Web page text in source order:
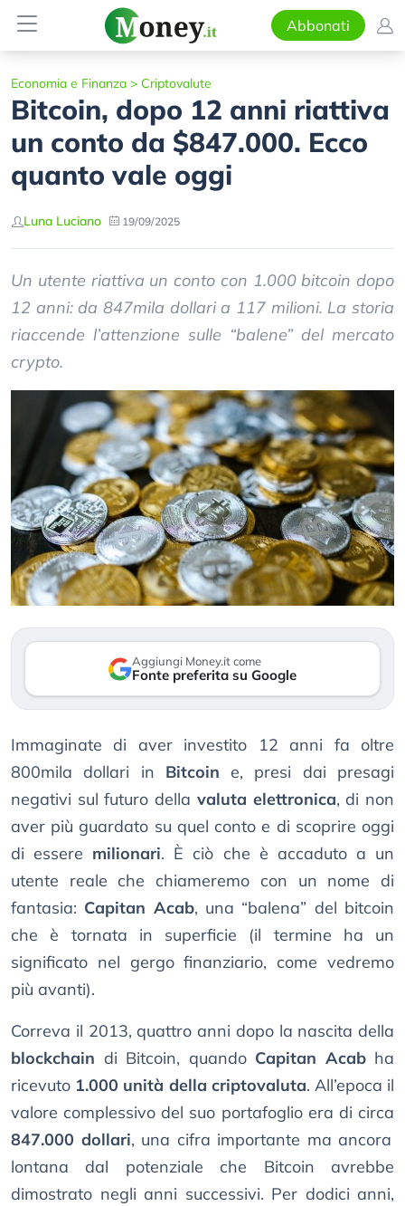
Abbonati
Economia e Finanza > Criptovalute
Bitcoin, dopo 12 anni riattiva
un conto da $847.000. Ecco
quanto vale oggi
Luna Luciano 19/09/2025
Un utente riattiva un conto con 1.000 bitcoin dopo
12 anni: da 847mila dollari a 117 milioni. La storia
riaccende l’attenzione sulle “balene” del mercato
crypto.
Aggiungi Money.it come
Fonte preferita su Google
Immaginate di aver investito 12 anni fa oltre
800mila dollari in Bitcoin e, presi dai presagi
negativi sul futuro della valuta elettronica, di non
aver più guardato su quel conto e di scoprire oggi
di essere milionari. È ciò che è accaduto a un
utente reale che chiameremo con un nome di
fantasia: Capitan Acab, una “balena” del bitcoin
che è tornata in superficie (il termine ha un
significato nel gergo finanziario, come vedremo
più avanti).
Correva il 2013, quattro anni dopo la nascita della
blockchain di Bitcoin, quando Capitan Acabha
ricevuto 1.000 unità della criptovaluta. All’epoca il
valore complessivo del suo portafoglio era di circa
847.000 dollari, una cifra importante ma ancora
lontana dal potenziale che Bitcoin avrebbe
dimostrato negli anni successivi. Per dodici anni,